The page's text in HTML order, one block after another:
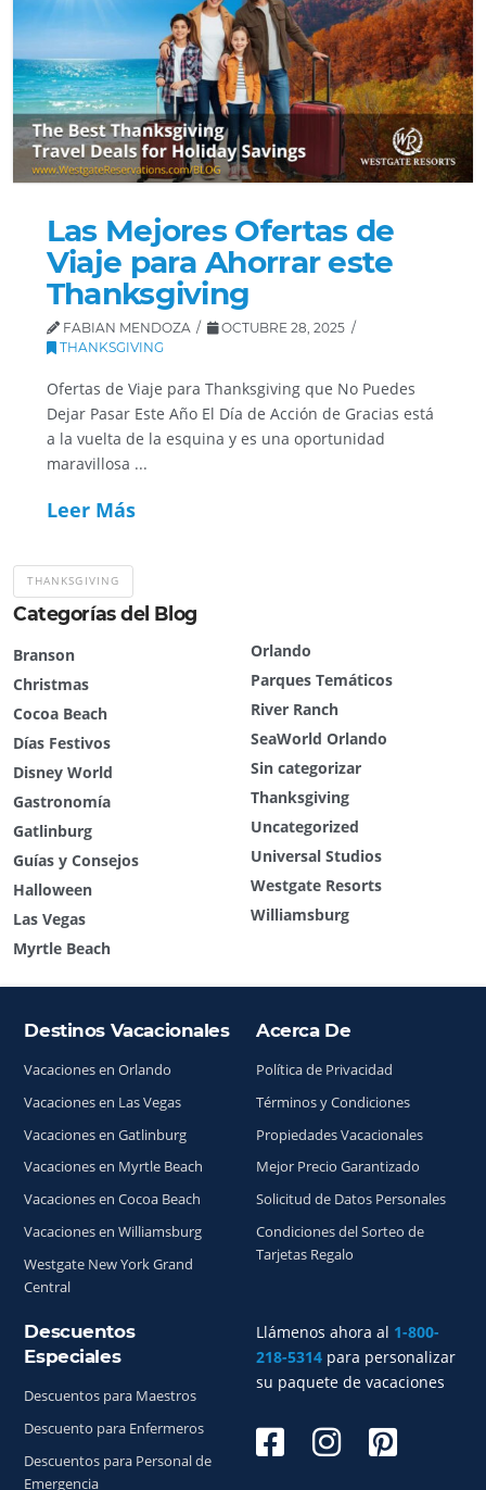
Categorías del Blog
Branson
Christmas
Cocoa Beach
Días Festivos
Disney World
Gastronomía
Gatlinburg
Guías y Consejos
Halloween
Las Vegas
Myrtle Beach
Orlando
Parques Temáticos
River Ranch
SeaWorld Orlando
Sin categorizar
Thanksgiving
Uncategorized
Universal Studios
Westgate Resorts
Williamsburg
Las Mejores Ofertas de
Viaje para Ahorrar este
Thanksgiving
FABIAN MENDOZA
OCTUBRE 28, 2025
THANKSGIVING
Ofertas de Viaje para Thanksgiving que No Puedes
Dejar Pasar Este Año El Día de Acción de Gracias está
a la vuelta de la esquina y es una oportunidad
maravillosa ...
Leer Más
THANKSGIVING
Índice del sitio
Llámenos ahora al 1-800-
218-5314 para personalizar
su paquete de vacaciones
Destinos Vacacionales
Vacaciones en Orlando
Vacaciones en Las Vegas
Vacaciones en Gatlinburg
Vacaciones en Myrtle Beach
Vacaciones en Cocoa Beach
Vacaciones en Williamsburg
Westgate New York Grand
Central
Acerca De
Política de Privacidad
Términos y Condiciones
Propiedades Vacacionales
Mejor Precio Garantizado
Solicitud de Datos Personales
Condiciones del Sorteo de
Tarjetas Regalo
Descuentos
Especiales
Descuentos para Maestros
Descuento para Enfermeros
Descuentos para Personal de
Emergencia